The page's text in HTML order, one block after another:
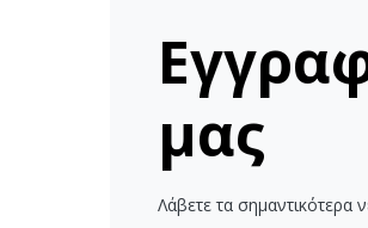
μας
Λάβετε τα σημαντικότερα